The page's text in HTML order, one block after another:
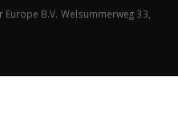
Europe B.V. Welsummerweg 33,